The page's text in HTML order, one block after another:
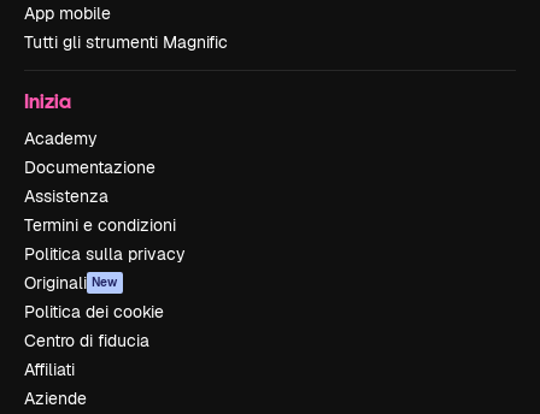
App mobile
Tutti gli strumenti Magnific
Inizia
Academy
Documentazione
Assistenza
Termini e condizioni
Politica sulla privacy
Originali New
Politica dei cookie
Centro di fiducia
Affiliati
Aziende